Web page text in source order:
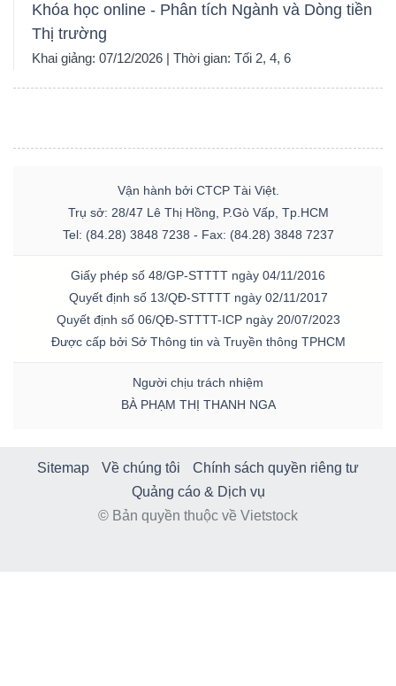
Khóa học online - Phân tích Ngành và Dòng tiền
Thị trường
Khai giảng: 07/12/2026 | Thời gian: Tối 2, 4, 6
Vận hành bởi CTCP Tài Việt.
Trụ sở: 28/47 Lê Thị Hồng, P.Gò Vấp, Tp.HCM
Tel: (84.28) 3848 7238 - Fax: (84.28) 3848 7237
Giấy phép số 48/GP-STTTT ngày 04/11/2016
Quyết định số 13/QĐ-STTTT ngày 02/11/2017
Quyết định số 06/QĐ-STTTT-ICP ngày 20/07/2023
Được cấp bởi Sở Thông tin và Truyền thông TPHCM
Người chịu trách nhiệm
BÀ PHẠM THỊ THANH NGA
Sitemap Về chúng tôi
Chính sách quyền riêng tư
Quảng cáo & Dịch vụ
© Bản quyền thuộc về Vietstock